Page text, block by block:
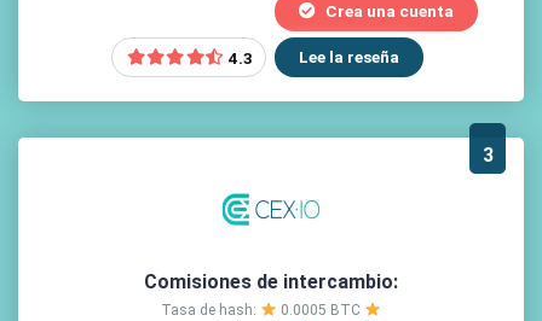
4.3
Crea una cuenta
Lee la reseña
3
Comisiones de intercambio:
Tasa de hash:
0.0005 BTC